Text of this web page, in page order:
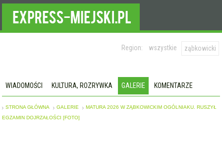
Region: wszystkie ząbkowicki
WIADOMOŚCI KULTURA, ROZRYWKA GALERIE KOMENTARZE
STRONA GŁÓWNA GALERIE
MATURA 2026 W ZĄBKOWICKIM OGÓLNIAKU. RUSZYŁ
EGZAMIN DOJRZAŁOŚCI [FOTO]